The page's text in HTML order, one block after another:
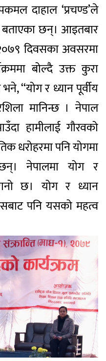
दाहाल ‘प्रचण्ड’ले
बताएका छन्। आइतबार
२०७९ दिवसका अवसरमा
बोल्दै उक्त कुरा
‘‘योग र ध्यान पूर्वीय
मानिन्छ । नेपाल
हामीलाई गौरवको
धरोहरमा पनि योगमा
नेपालमा योग र
छ। योग र ध्यान
पनि यसको महत्व